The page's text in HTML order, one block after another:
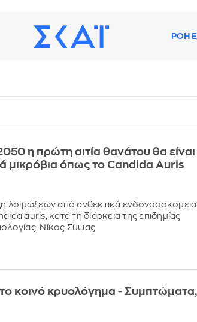
ΡΟΗ
η πρώτη αιτία θανάτου θα είναι
μικρόβια όπως το Candida Auris
λοιμώξεων από ανθεκτικά
auris, κατά τη διάρκεια της επιδημίας
Νίκος Σύψας
κοινό κρυολόγημα - Συμπτώματα,